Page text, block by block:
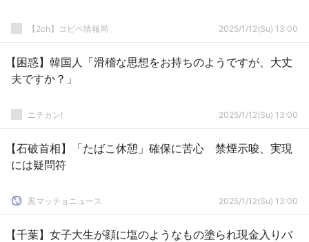
【2ch】コピペ情報局 2025/1/12(Su) 13:00
【困惑】韓国人「滑稽な思想をお持ちのようですが、大丈
夫ですか？」
ニチカン! 2025/1/12(Su) 13:00
【石破首相】「たばこ休憩」確保に苦心 禁煙示唆、実現
には疑問符
黒マッチョニュース 2025/1/12(Su) 13:00
【千葉】女子大生が顔に塩のようなもの塗られ現金入りバ